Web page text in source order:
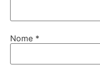
Nome *